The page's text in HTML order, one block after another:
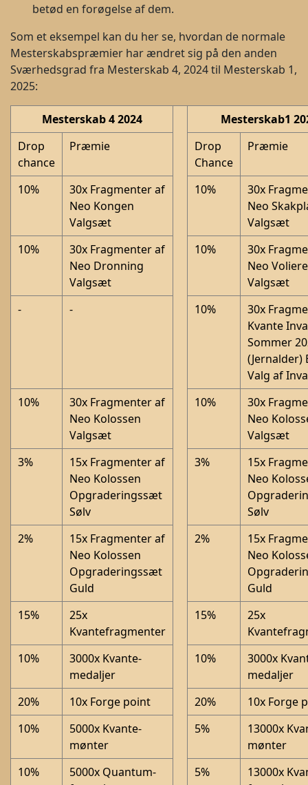
betød en forøgelse af dem.
Som et eksempel kan du her se, hvordan de normale
Mesterskabspræmier har ændret sig på den anden
Sværhedsgrad fra Mesterskab 4, 2024 til Mesterskab 1,
2025:
Mesterskab 4 2024
Mesterskab1
Drop
chance
Præmie
Drop
Chance
Præmie
10%
30x Fragmenter af
Neo Kongen
Valgsæt
10%
30x
Neo
Valgsæt
10%
30x Fragmenter af
Neo Dronning
Valgsæt
10%
30x
Neo Voliere
Valgsæt
-
- 10%
30x
Kvante
Sommer
(Jernalder)
Valg af
10%
30x Fragmenter af
Neo Kolossen
Valgsæt
10%
30x
Neo
Valgsæt
3%
15x Fragmenter af
Neo Kolossen
Opgraderingssæt
Sølv
3%
15x
Neo
Sølv
2%
15x Fragmenter af
Neo Kolossen
Opgraderingssæt
Guld
2%
15x
Neo
Guld
15%
25x
Kvantefragmenter
15%
25x
10%
3000x Kvante-
medaljer
10%
3000x
medaljer
20%
10x Forge point 20%
10x Forge
10%
5000x Kvante-
mønter
5%
13000x
mønter
10%
5000x Quantum-
5%
13000x